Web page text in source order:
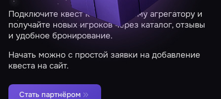
Подключите квест к крупнейшему агрегатору и
получайте новых игроков через каталог, отзывы
и удобное бронирование.
Начать можно с простой заявки на добавление
квеста на сайт.
Стать партнёром